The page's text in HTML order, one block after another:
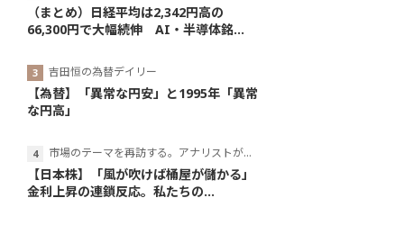
（まとめ）日経平均は2,342円高の
66,300円で大幅続伸 AI・半導体銘...
吉田恒の為替デイリー
【為替】「異常な円安」と1995年「異常
な円高」
市場のテーマを再訪する。アナリストが読み解くテーマの本質
【日本株】「風が吹けば桶屋が儲かる」
金利上昇の連鎖反応。私たちの...